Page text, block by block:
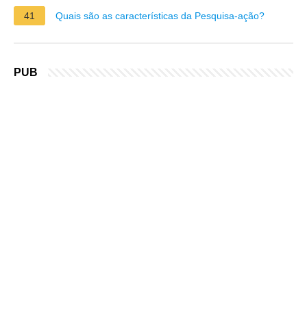
41 Quais são as características da Pesquisa-ação?
PUB